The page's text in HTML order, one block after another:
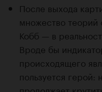
После выхода
множество теорий
Кобб — в
Вроде бы
происходящего
пользуется герой: